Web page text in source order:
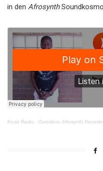
in den Afrosynth
Kiosk Radio · Outsiders: Afrosynth Records